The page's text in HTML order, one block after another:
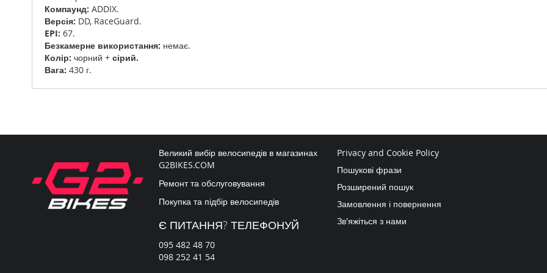
Компаунд: ADDIX.
Версія: DD, RaceGuard.
EPI: 67.
Безкамерне використання: немає.
Колір: чорний + сірий.
Вага: 430 г.
Великий вибір велосипедів в магазинах
G2BIKES.COM
Ремонт та обслуговування
Покупка та підбір велосипедів
Є ПИТАННЯ? ТЕЛЕФОНУЙ
095 482 48 70
098 252 41 54
Privacy and Cookie Policy
Пошукові фрази
Розширений пошук
Замовлення і повернення
Зв'яжіться з нами